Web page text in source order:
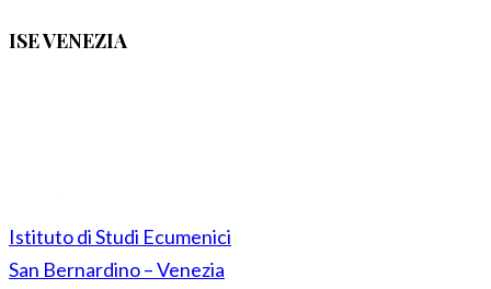
ISE VENEZIA
Istituto di Studi Ecumenici
San Bernardino – Venezia